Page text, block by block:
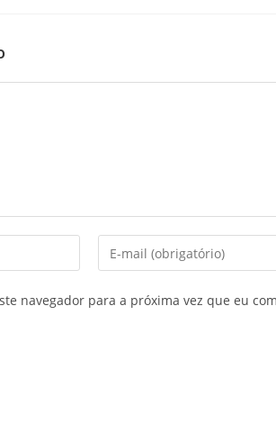
navegador para a próxima vez que eu